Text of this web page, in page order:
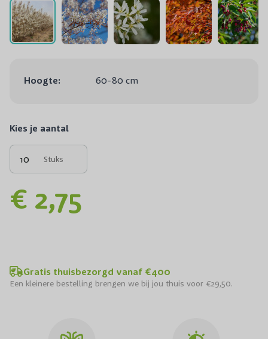
Hoogte: 60-80 cm
Kies je aantal
Stuks
€ 2,75
Gratis thuisbezorgd vanaf €400
Een kleinere bestelling brengen we bij jou thuis voor €29,50.